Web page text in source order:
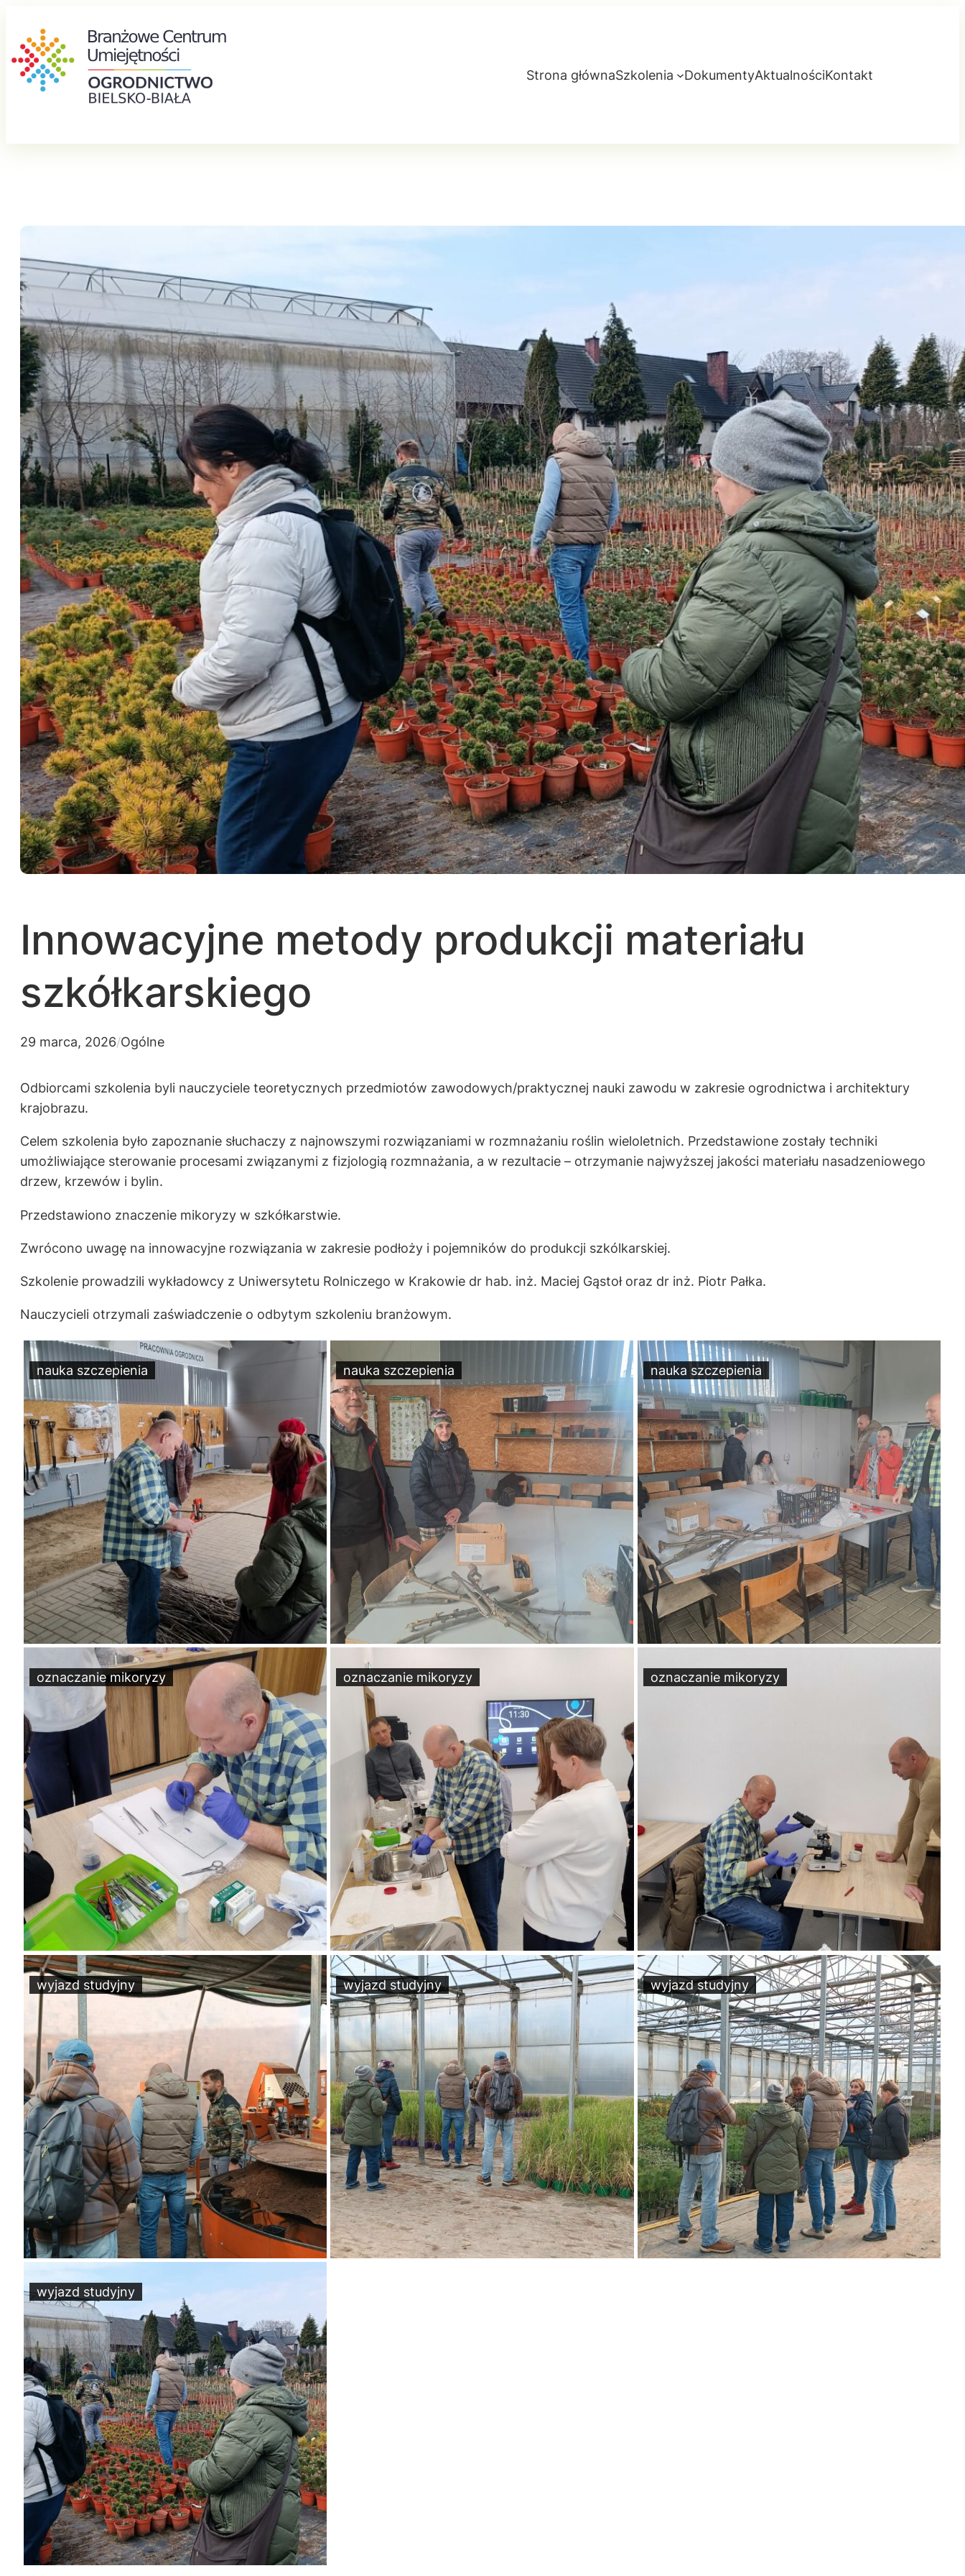
treści
Strona głównaSzkolenia DokumentyAktualnościKontakt
Innowacyjne metody produkcji materiału
szkółkarskiego
29 marca, 2026/Ogólne
Odbiorcami szkolenia byli nauczyciele teoretycznych przedmiotów zawodowych/praktycznej nauki zawodu w zakresie ogrodnictwa i architektury
krajobrazu.
Celem szkolenia było zapoznanie słuchaczy z najnowszymi rozwiązaniami w rozmnażaniu roślin wieloletnich. Przedstawione zostały techniki
umożliwiające sterowanie procesami związanymi z fizjologią rozmnażania, a w rezultacie – otrzymanie najwyższej jakości materiału nasadzeniowego
drzew, krzewów i bylin.
Przedstawiono znaczenie mikoryzy w szkółkarstwie.
Zwrócono uwagę na innowacyjne rozwiązania w zakresie podłoży i pojemników do produkcji szkólkarskiej.
Szkolenie prowadzili wykładowcy z Uniwersytetu Rolniczego w Krakowie dr hab. inż. Maciej Gąstoł oraz dr inż. Piotr Pałka.
Nauczycieli otrzymali zaświadczenie o odbytym szkoleniu branżowym.
nauka szczepienia nauka szczepienia nauka szczepienia
oznaczanie mikoryzy oznaczanie mikoryzy oznaczanie mikoryzy
wyjazd studyjny wyjazd studyjny wyjazd studyjny
wyjazd studyjny